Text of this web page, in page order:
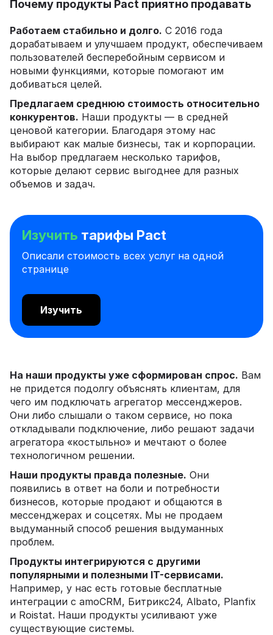
Почему продукты Pact приятно продавать
Работаем стабильно и долго. С 2016 года
дорабатываем и улучшаем продукт, обеспечиваем
пользователей бесперебойным сервисом и
новыми функциями, которые помогают им
добиваться целей.
Предлагаем среднюю стоимость относительно
конкурентов. Наши продукты — в средней
ценовой категории. Благодаря этому нас
выбирают как малые бизнесы, так и корпорации.
На выбор предлагаем несколько тарифов,
которые делают сервис выгоднее для разных
объемов и задач.
Изучить тарифы Pact
Описали стоимость всех услуг на одной
странице
Изучить
На наши продукты уже сформирован спрос. Вам
не придется подолгу объяснять клиентам, для
чего им подключать агрегатор мессенджеров.
Они либо слышали о таком сервисе, но пока
откладывали подключение, либо решают задачи
агрегатора «костыльно» и мечтают о более
технологичном решении.
Наши продукты правда полезные. Они
появились в ответ на боли и потребности
бизнесов, которые продают и общаются в
мессенджерах и соцсетях. Мы не продаем
выдуманный способ решения выдуманных
проблем.
Продукты интегрируются с другими
популярными и полезными IT-сервисами.
Например, у нас есть готовые бесплатные
интеграции с amoCRM, Битрикс24, Albato, Planfix
и Roistat. Наши продукты усиливают уже
существующие системы.